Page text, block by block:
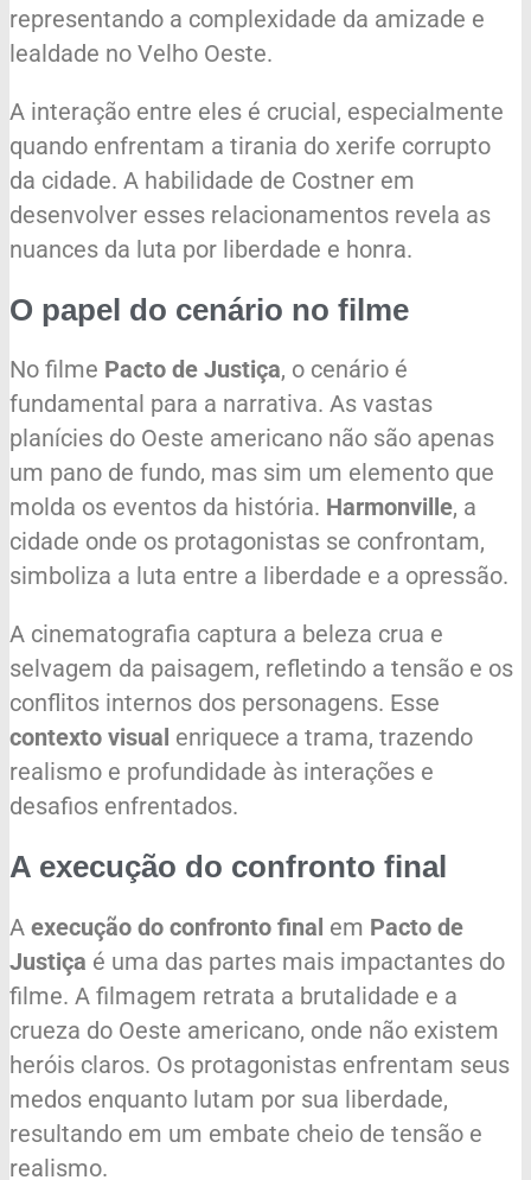
representando a complexidade da amizade e
lealdade no Velho Oeste.
A interação entre eles é crucial, especialmente
quando enfrentam a tirania do xerife corrupto
da cidade. A habilidade de Costner em
desenvolver esses relacionamentos revela as
nuances da luta por liberdade e honra.
O papel do cenário no filme
No filme Pacto de Justiça, o cenário é
fundamental para a narrativa. As vastas
planícies do Oeste americano não são apenas
um pano de fundo, mas sim um elemento que
molda os eventos da história. Harmonville, a
cidade onde os protagonistas se confrontam,
simboliza a luta entre a liberdade e a opressão.
A cinematografia captura a beleza crua e
selvagem da paisagem, refletindo a tensão e os
conflitos internos dos personagens. Esse
contexto visual enriquece a trama, trazendo
realismo e profundidade às interações e
desafios enfrentados.
A execução do confronto final
A execução do confronto final em Pacto de
Justiça é uma das partes mais impactantes do
filme. A filmagem retrata a brutalidade e a
crueza do Oeste americano, onde não existem
heróis claros. Os protagonistas enfrentam seus
medos enquanto lutam por sua liberdade,
resultando em um embate cheio de tensão e
realismo.